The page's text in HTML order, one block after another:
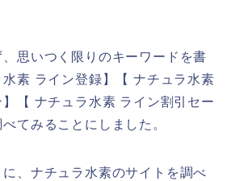
思いつく限りのキーワードを書
素 ライン登録】【 ナチュラ水素
【 ナチュラ水素 ライン割引セー
てみることにしました。
、ナチュラ水素のサイトを調べ